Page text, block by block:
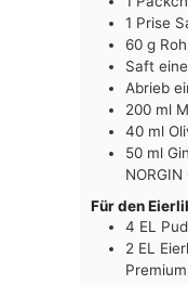
1 Prise
60 g
Saft
Abrieb
200 ml
40 ml
50 ml
Für den
4 EL
2 EL